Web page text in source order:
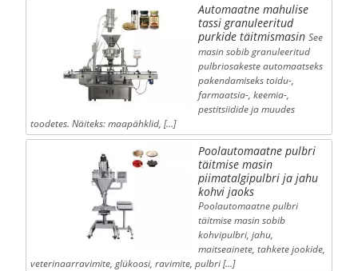
Automaatne mahulise
tassi granuleeritud
purkide täitmismasin See
masin sobib granuleeritud
pulbriosakeste automaatseks
pakendamiseks toidu-,
farmaatsia-, keemia-,
pestitsiidide ja muudes
toodetes. Näiteks: maapähklid, […]
Poolautomaatne pulbri
täitmise masin
piimatalgipulbri ja jahu
kohvi jaoks
Poolautomaatne pulbri
täitmise masin sobib
kohvipulbri, jahu,
maitseainete, tahkete jookide,
veterinaarravimite, glükoosi, ravimite, pulbri […]